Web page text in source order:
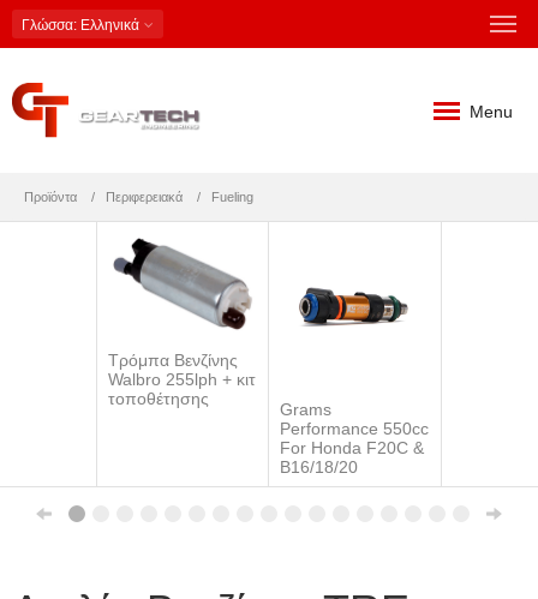
Γλώσσα: Ελληνικά
Menu
Προϊόντα Περιφερειακά Fueling
Τρόμπα Βενζίνης
Walbro 255lph + κιτ
τοποθέτησης
Grams
Performance 550cc
For Honda F20C &
B16/18/20